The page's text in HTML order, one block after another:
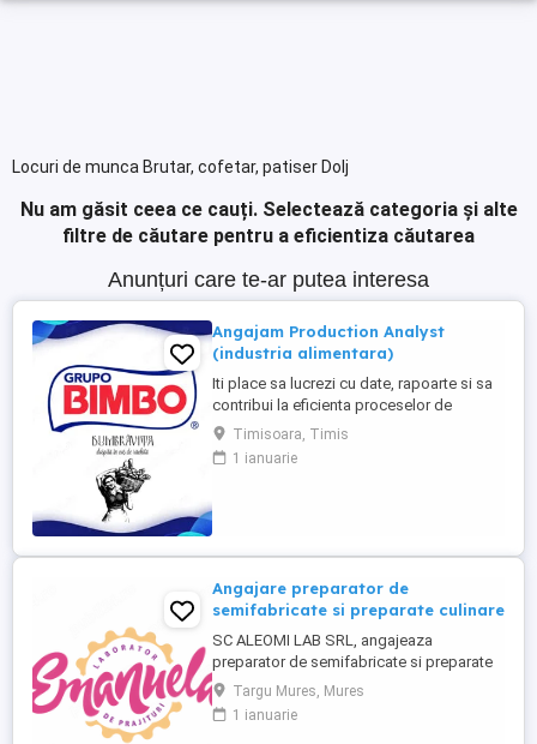
Locuri de munca Brutar, cofetar, patiser Dolj
Nu am găsit ceea ce cauți. Selectează categoria și alte
filtre de căutare pentru a eficientiza căutarea
Anunțuri care te-ar putea interesa
Angajam Production Analyst
(industria alimentara)
Iti place sa lucrezi cu date, rapoarte si sa
contribui la eficienta proceselor de
productie? Te invitam sa te alaturi echipei
noastre in rolul de Production Analyst,
unde vei avea un rol important in
Timisoara, Timis
1 ianuarie
Angajare preparator de
semifabricate si preparate culinare
SC ALEOMI LAB SRL, angajeaza
preparator de semifabricate si preparate
culinare. Este disponibil un singur loc de
munca in localitatea Targu Mures, Str.
Ciucului nr. 12. Se ofera salariu minim pe
Targu Mures, Mures
1 ianuarie